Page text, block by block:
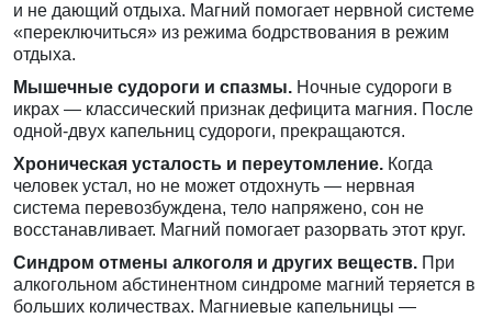
и не дающий отдыха. Магний помогает нервной системе
«переключиться» из режима бодрствования в режим
отдыха.
Мышечные судороги и спазмы. Ночные судороги в
икрах — классический признак дефицита магния. После
одной-двух капельниц судороги, прекращаются.
Хроническая усталость и переутомление. Когда
человек устал, но не может отдохнуть — нервная
система перевозбуждена, тело напряжено, сон не
восстанавливает. Магний помогает разорвать этот круг.
Синдром отмены алкоголя и других веществ. При
алкогольном абстинентном синдроме магний теряется в
больших количествах. Магниевые капельницы —